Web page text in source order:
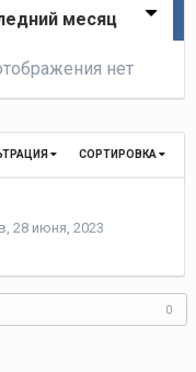
месяц
нет
СОРТИРОВКА
, 28 июня, 2023
0